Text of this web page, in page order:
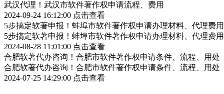
武汉代理！武汉市软件著作权申请流程、费用
2024-09-24 16:12:00 点击查看
5步搞定软著申报！蚌埠市软件著作权申请办理材料、代理费用
5步搞定软著申报！蚌埠市软件著作权申请办理材料、代理费用
2024-08-28 11:01:00 点击查看
合肥软著代办咨询！合肥市软件著作权申请条件、流程、用处
合肥软著代办咨询！合肥市软件著作权申请条件、流程、用处
2024-07-25 14:29:00 点击查看